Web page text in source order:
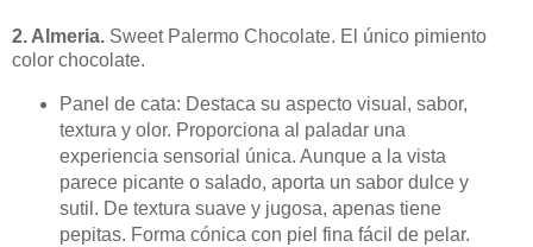
2. Almeria. Sweet Palermo Chocolate. El único pimiento
color chocolate.
Panel de cata: Destaca su aspecto visual, sabor,
textura y olor. Proporciona al paladar una
experiencia sensorial única. Aunque a la vista
parece picante o salado, aporta un sabor dulce y
sutil. De textura suave y jugosa, apenas tiene
pepitas. Forma cónica con piel fina fácil de pelar.